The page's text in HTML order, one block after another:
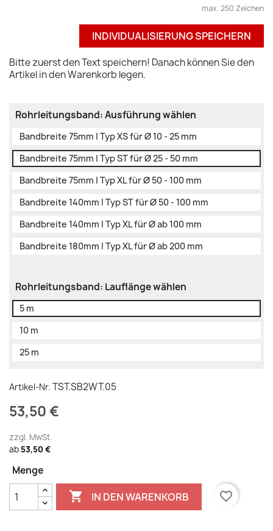
max. 250 Zeichen
INDIVIDUALISIERUNG SPEICHERN
Bitte zuerst den Text speichern! Danach können Sie den
Artikel in den Warenkorb legen.
Rohrleitungsband: Ausführung wählen
Bandbreite 75mm | Typ XS für Ø 10 - 25 mm
Bandbreite 75mm | Typ ST für Ø 25 - 50 mm
Bandbreite 75mm | Typ XL für Ø 50 - 100 mm
Bandbreite 140mm | Typ ST für Ø 50 - 100 mm
Bandbreite 140mm | Typ XL für Ø ab 100 mm
Bandbreite 180mm | Typ XL für Ø ab 200 mm
Rohrleitungsband: Lauflänge wählen
5 m
10 m
25 m
Artikel-Nr. TST.SB2WT.05
53,50 €
zzgl. MwSt.
ab53,50 €
Menge
 IN DEN WARENKORB favorite_border